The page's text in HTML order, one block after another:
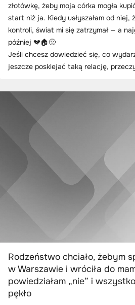
złotówkę, żeby moja córka mogła
start niż ja. Kiedy usłyszałam od niej,
kontroli, świat mi się zatrzymał — a
później 💔🏠😔
Jeśli chcesz dowiedzieć się, co
jeszcze posklejać taką relację,
Rodzeństwo chciało, żebym
w Warszawie i wróciła do
powiedziałam „nie” i
pękło